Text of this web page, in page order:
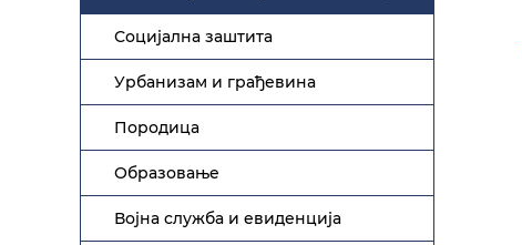
Социјална заштита
Урбанизам и грађевина
Породица
Образовање
Војна служба и евиденција